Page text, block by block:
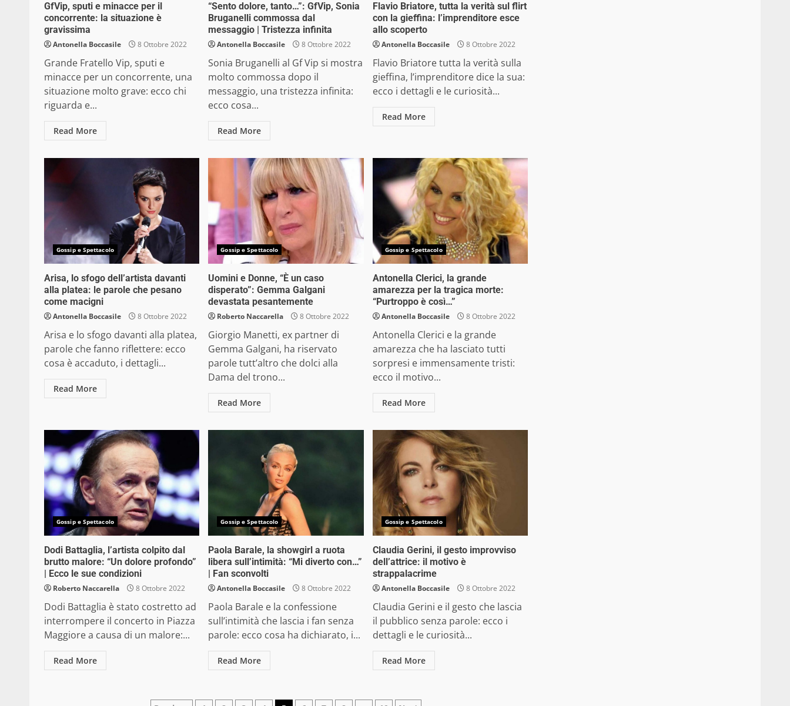
GfVip, sputi e minacce per il
concorrente: la situazione è
gravissima
Antonella Boccasile 8 Ottobre 2022
Grande Fratello Vip, sputi e
minacce per un concorrente, una
situazione molto grave: ecco chi
riguarda e...
Read More
“Sento dolore, tanto…”: GfVip, Sonia
Bruganelli commossa dal
messaggio | Tristezza infinita
Antonella Boccasile 8 Ottobre 2022
Sonia Bruganelli al Gf Vip si mostra
molto commossa dopo il
messaggio, una tristezza infinita:
ecco cosa...
Read More
Flavio Briatore, tutta la verità sul flirt
con la gieffina: l’imprenditore esce
allo scoperto
Antonella Boccasile 8 Ottobre 2022
Flavio Briatore tutta la verità sulla
gieffina, l’imprenditore dice la sua:
ecco i dettagli e le curiosità...
Read More
Gossip e Spettacolo
Arisa, lo sfogo dell’artista davanti
alla platea: le parole che pesano
come macigni
Antonella Boccasile 8 Ottobre 2022
Arisa e lo sfogo davanti alla platea,
parole che fanno riflettere: ecco
cosa è accaduto, i dettagli...
Read More
Gossip e Spettacolo
Uomini e Donne, “È un caso
disperato”: Gemma Galgani
devastata pesantemente
Roberto Naccarella 8 Ottobre 2022
Giorgio Manetti, ex partner di
Gemma Galgani, ha riservato
parole tutt’altro che dolci alla
Dama del trono...
Read More
Gossip e Spettacolo
Antonella Clerici, la grande
amarezza per la tragica morte:
“Purtroppo è così…”
Antonella Boccasile 8 Ottobre 2022
Antonella Clerici e la grande
amarezza che ha lasciato tutti
sorpresi e immensamente tristi:
ecco il motivo...
Read More
Gossip e Spettacolo
Dodi Battaglia, l’artista colpito dal
brutto malore: “Un dolore profondo”
| Ecco le sue condizioni
Roberto Naccarella 8 Ottobre 2022
Dodi Battaglia è stato costretto ad
interrompere il concerto in Piazza
Maggiore a causa di un malore:...
Read More
Gossip e Spettacolo
Paola Barale, la showgirl a ruota
libera sull’intimità: “Mi diverto con…”
| Fan sconvolti
Antonella Boccasile 8 Ottobre 2022
Paola Barale e la confessione
sull’intimità che lascia i fan senza
parole: ecco cosa ha dichiarato, i...
Read More
Gossip e Spettacolo
Claudia Gerini, il gesto improvviso
dell’attrice: il motivo è
strappalacrime
Antonella Boccasile 8 Ottobre 2022
Claudia Gerini e il gesto che lascia
il pubblico senza parole: ecco i
dettagli e le curiosità...
Read More